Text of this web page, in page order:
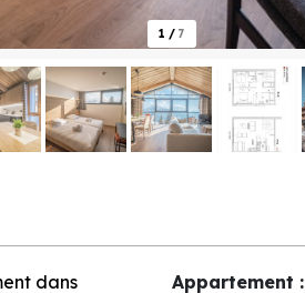
1 / 7
dans
Appartement :